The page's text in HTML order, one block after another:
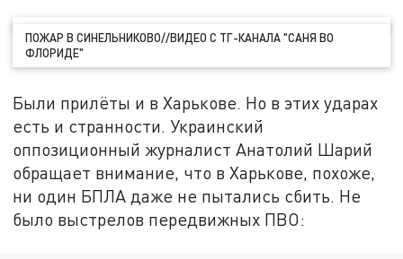
ПОЖАР В СИНЕЛЬНИКОВО//ВИДЕО С ТГ-КАНАЛА "САНЯ ВО
ФЛОРИДЕ"
Были прилёты и в Харькове. Но в этих ударах
есть и странности. Украинский
оппозиционный журналист Анатолий Шарий
обращает внимание, что в Харькове, похоже,
ни один БПЛА даже не пытались сбить. Не
было выстрелов передвижных ПВО: